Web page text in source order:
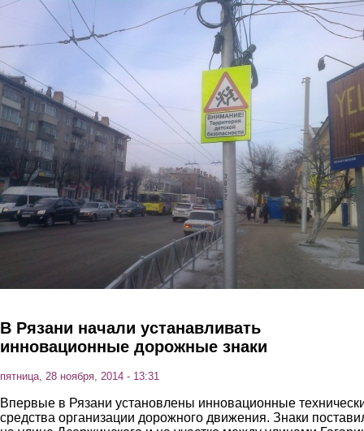
Перейти к основному содержанию
В Рязани начали устанавливать
инновационные дорожные знаки
пятница, 28 ноября, 2014 - 13:31
Впервые в Рязани установлены инновационные
средства организации дорожного движения. Знаки